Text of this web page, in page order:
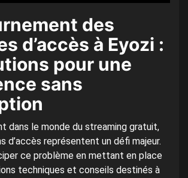
des
d’accès à Eyozi :
pour une
sans
dans le monde du streaming gratuit,
d’accès représentent un défi majeur.
ce problème en mettant en place
techniques et conseils destinés à